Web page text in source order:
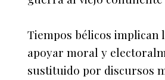
Tiempos bélicos implican
apoyar moral y
sustituido por discursos